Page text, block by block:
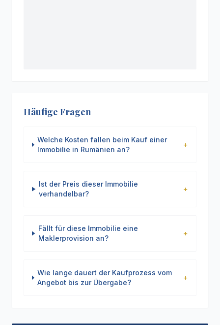
Häufige Fragen
Welche Kosten fallen beim Kauf einer
Immobilie in Rumänien an?
+
Ist der Preis dieser Immobilie
verhandelbar?
+
Fällt für diese Immobilie eine
Maklerprovision an?
+
Wie lange dauert der Kaufprozess vom
Angebot bis zur Übergabe?
+